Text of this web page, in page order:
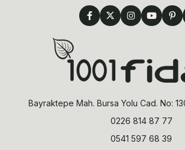
Bayraktepe Mah. Bursa Yolu Cad. No:
0226 814 87 77
0541 597 68 39